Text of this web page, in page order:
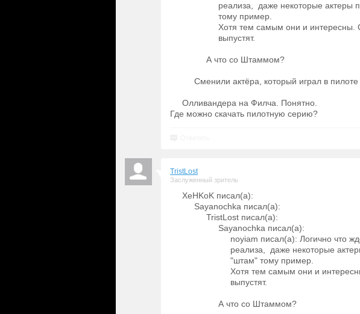
реализа, даже некоторые актеры
тому пример.
Хотя тем самым они и интересны.
выпустят.
А что со Штаммом?
Сменили актёра, который играл в пилоте
Олливандера на Филча. Понятно.
Где можно скачать пилотную серию?
TristLost
Заслуженный зритель
XeHKoK писал(а):
Sayanochka писал(а):
TristLost писал(а):
Sayanochka писал(а):
noyiam писал(а): Логично что
реализа, даже некоторые
"штам" тому пример.
Хотя тем самым они и
выпустят.
А что со Штаммом?